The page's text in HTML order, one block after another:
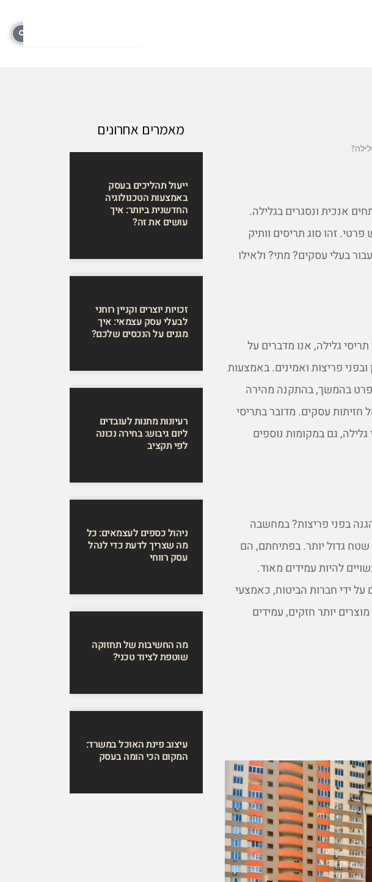
אנכית ונסגרים בגלילה.
זהו סוג תריסים וותיק
בעלי עסקים? מתי? ולאילו
גלילה, אנו מדברים על
פריצות ואמינים. באמצעות
בהמשך, בהתקנה מהירה
עסקים. מדובר בתריסי
גם במקומות נוספים
בפני פריצות? במחשבה
גדול יותר. בפתיחתם, הם
להיות עמידים מאוד.
על ידי חברות הביטוח, כאמצעי
יותר חזקים, עמידים
מאמרים אחרונים
ייעול תהליכים בעסק
באמצעות הטכנולוגיה
החדשנית ביותר: איך
עושים את זה?
זכויות יוצרים וקניין רוחני
לבעלי עסק עצמאי: איך
מגנים על הנכסים שלכם?
רעיונות מתנות לעובדים
ליום גיבוש: בחירה נכונה
לפי תקציב
ניהול כספים לעצמאים: כל
מה שצריך לדעת כדי לנהל
עסק רווחי
מה החשיבות של תחזוקה
שוטפת לציוד טכני?
עיצוב פינת האוכל במשרד:
המקום הכי הומה בעסק